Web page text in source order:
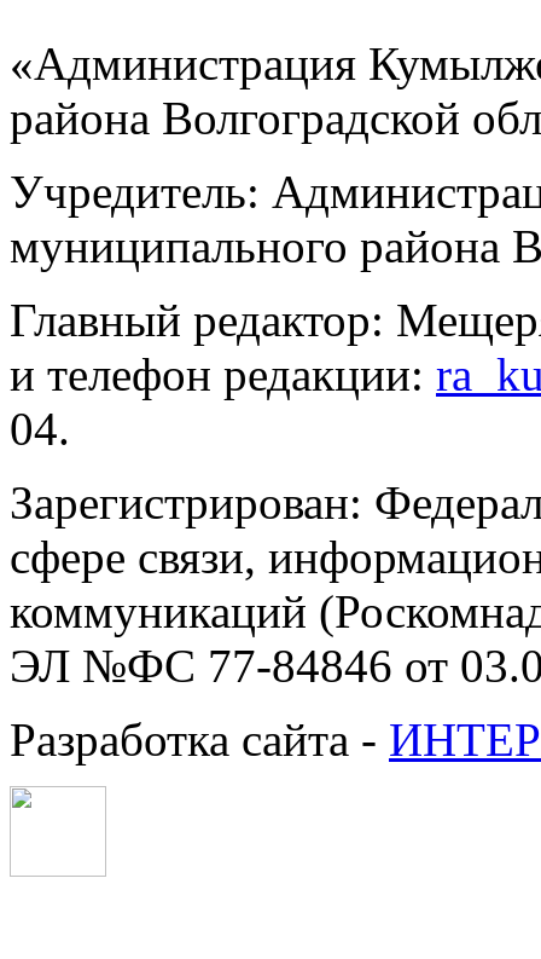
«Администрация
района Волгоградской
Учредитель:
муниципального района
Главный редактор:
и телефон редакции:
04.
Зарегистрирован:
сфере связи,
коммуникаций
ЭЛ №ФС 77-84846 от
Разработка сайта -